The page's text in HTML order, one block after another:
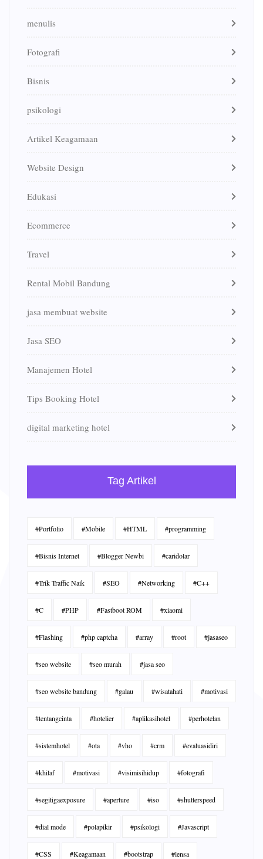
menulis
Fotografi
Bisnis
psikologi
Artikel Keagamaan
Website Design
Edukasi
Ecommerce
Travel
Rental Mobil Bandung
jasa membuat website
Jasa SEO
Manajemen Hotel
Tips Booking Hotel
digital marketing hotel
Tag Artikel
#Portfolio #Mobile #HTML #programming
#Bisnis Internet #Blogger Newbi #caridolar
#Trik Traffic Naik #SEO #Networking #C++
#C #PHP #Fastboot ROM #xiaomi
#Flashing #php captcha #array #root #jasaseo
#seo website #seo murah #jasa seo
#seo website bandung #galau #wisatahati #motivasi
#tentangcinta #hotelier #aplikasihotel #perhotelan
#sistemhotel #ota #vho #crm #evaluasidiri
#khilaf #motivasi #visimisihidup #fotografi
#segitigaexposure #aperture #iso #shutterspeed
#dial mode #polapikir #psikologi #Javascript
#CSS #Keagamaan #bootstrap #lensa